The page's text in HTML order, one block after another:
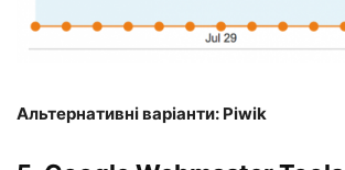
Альтернативні варіанти: Piwik